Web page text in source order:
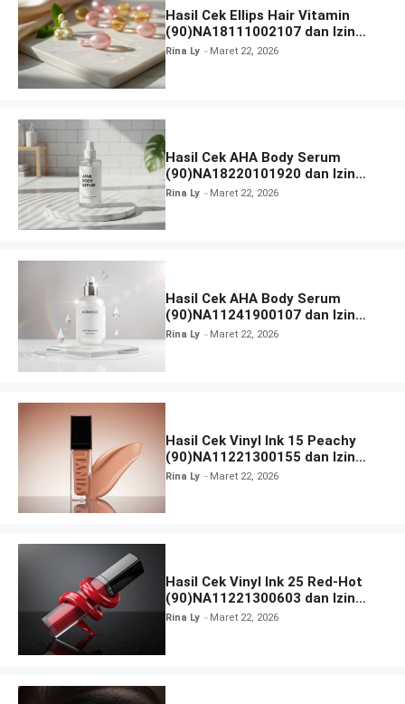
Hasil Cek Ellips Hair Vitamin
(90)NA18111002107 dan Izin
BPOM
Rina Ly Maret 22, 2026
Hasil Cek AHA Body Serum
(90)NA18220101920 dan Izin
BPOM
Rina Ly Maret 22, 2026
Hasil Cek AHA Body Serum
(90)NA11241900107 dan Izin
BPOM
Rina Ly Maret 22, 2026
Hasil Cek Vinyl Ink 15 Peachy
(90)NA11221300155 dan Izin
BPOM
Rina Ly Maret 22, 2026
Hasil Cek Vinyl Ink 25 Red-Hot
(90)NA11221300603 dan Izin
BPOM
Rina Ly Maret 22, 2026